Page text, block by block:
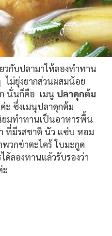
วกับปลามาให้ลองทำทาน
ม่ยุ่งยากส่วนผสมน้อย
ก นั่นก็คือ เมนู ปลาดุกต้ม
ะ ซึ่งเมนุปลาดุกต้ม
มทำทานเป็นอาหารพื้น
ที่มีรสชาติ นัว แซ่บ หอม
วกข่าตะไคร้ ใบมะกูด
ด้ลองทานแล้วรับรองว่า
ะ